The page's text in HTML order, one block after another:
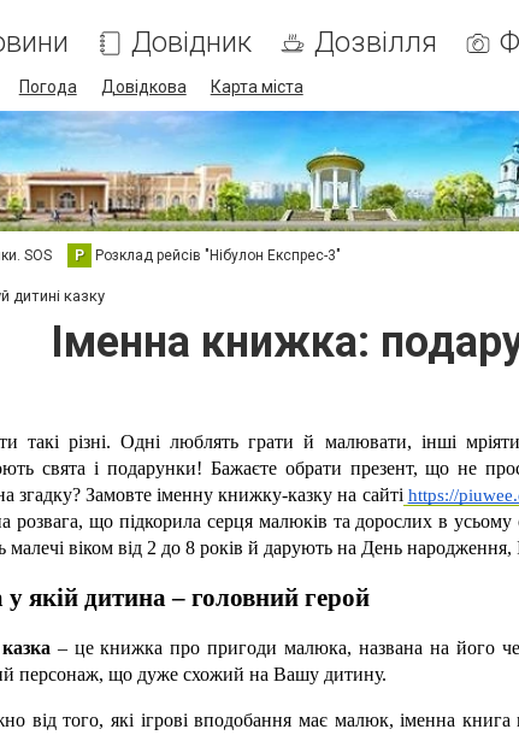
Довідник Дозвілля
Погода Довідкова Карта міста
SOS Р Розклад рейсів "Нібулон Експрес-3"
дитині казку
Іменна книжка:
такі різні. Одні люблять грати й малювати, інші
свята і подарунки! Бажаєте обрати презент, що не
згадку? Замовте іменну книжку-казку на сайті https://
розвага, що підкорила серця малюків та дорослих в усьому
малечі віком від 2 до 8 років й дарують на День народження,
у якій дитина – головний герой
– це книжка про пригоди малюка, названа на його
персонаж, що дуже схожий на Вашу дитину.
від того, які ігрові вподобання має малюк, іменна книга